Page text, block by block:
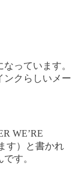
っています。
ンクらしいメー
WE’RE
す）と書かれ
す。